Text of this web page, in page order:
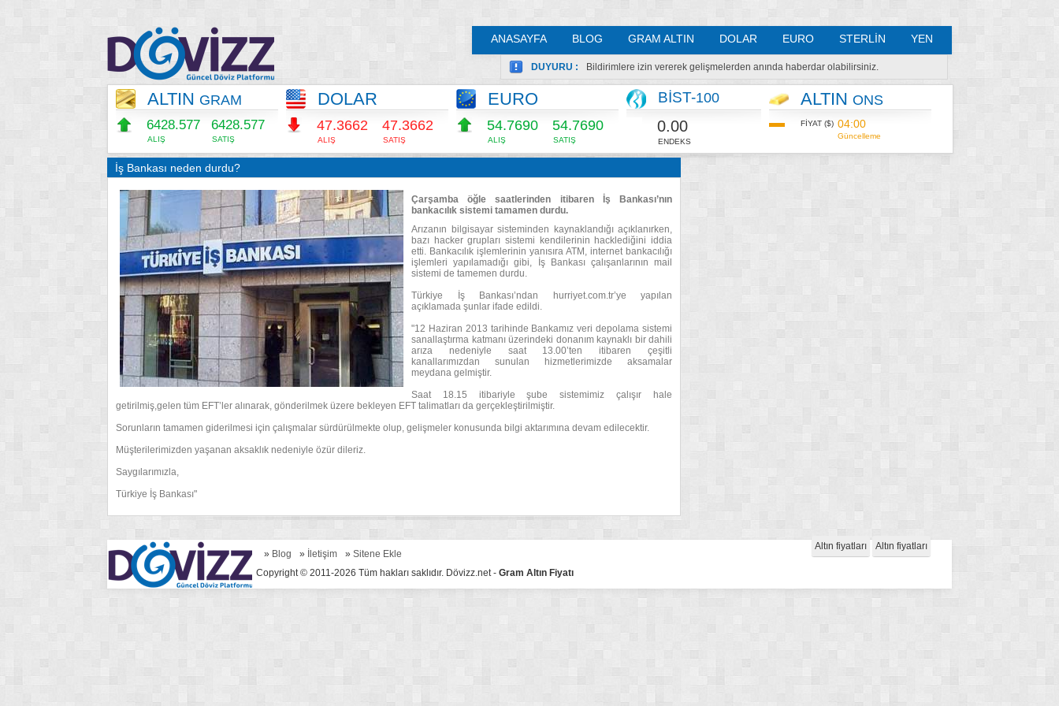
ANASAYFA BLOG GRAM ALTIN DOLAR EURO STERLİN YEN
DUYURU : Bildirimlere izin vererek gelişmelerden anında haberdar olabilirsiniz.
ALTIN GRAM
6428.577
ALIŞ
6428.577
SATIŞ
DOLAR
47.3662
ALIŞ
47.3662
SATIŞ
EURO
54.7698
ALIŞ
54.7698
SATIŞ
BİST-100
0.00
ENDEKS
ALTIN ONS
FİYAT ($) 04:00
Güncelleme
İş Bankası neden durdu?
Çarşamba öğle saatlerinden itibaren İş Bankası’nın
bankacılık sistemi tamamen durdu.
Arızanın bilgisayar sisteminden kaynaklandığı açıklanırken,
bazı hacker grupları sistemi kendilerinin hacklediğini iddia
etti. Bankacılık işlemlerinin yanısıra ATM, internet bankacılığı
işlemleri yapılamadığı gibi, İş Bankası çalışanlarının mail
sistemi de tamemen durdu.
Türkiye İş Bankası’ndan hurriyet.com.tr’ye yapılan
açıklamada şunlar ifade edildi.
"12 Haziran 2013 tarihinde Bankamız veri depolama sistemi
sanallaştırma katmanı üzerindeki donanım kaynaklı bir dahili
arıza nedeniyle saat 13.00’ten itibaren çeşitli
kanallarımızdan sunulan hizmetlerimizde aksamalar
meydana gelmiştir.
Saat 18.15 itibariyle şube sistemimiz çalışır hale
getirilmiş,gelen tüm EFT’ler alınarak, gönderilmek üzere bekleyen EFT talimatları da gerçekleştirilmiştir.
Sorunların tamamen giderilmesi için çalışmalar sürdürülmekte olup, gelişmeler konusunda bilgi aktarımına devam edilecektir.
Müşterilerimizden yaşanan aksaklık nedeniyle özür dileriz.
Saygılarımızla,
Türkiye İş Bankası"
Altın fiyatları Altın fiyatları
» Blog » İletişim » Sitene Ekle
Copyright © 2011-2026 Tüm hakları saklıdır. Dövizz.net - Gram Altın Fiyatı